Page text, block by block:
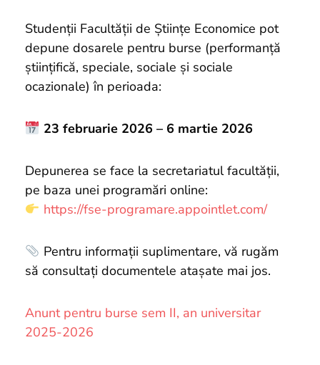
Studenții Facultății de Științe Economice pot
depune dosarele pentru burse (performanță
științifică, speciale, sociale și sociale
ocazionale) în perioada:
23 februarie 2026 – 6 martie 2026
Depunerea se face la secretariatul facultății,
pe baza unei programări online:
https://fse-programare.appointlet.com/
Pentru informații suplimentare, vă rugăm
să consultați documentele atașate mai jos.
Anunt pentru burse sem II, an universitar
2025-2026